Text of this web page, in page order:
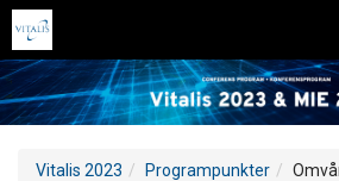
Vitalis 2023 Programpunkter